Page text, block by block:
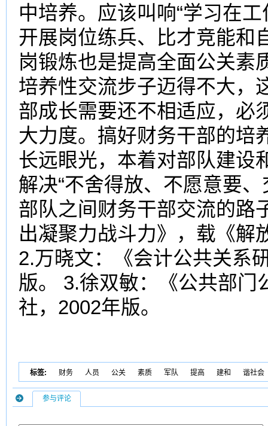
中培养。应该叫响“学习在
开展岗位练兵、比才竞能和
岗锻炼也是提高全面公关素
培养性交流步子迈得不大，
部成长需要还不相适应，必
大力度。搞好财务干部的培
长远眼光，本着对部队建设
解决“不舍得放、不愿意要
部队之间财务干部交流的路
出凝聚力战斗力》，载《解
2.万晓文：《会计公共关系
版。 3.徐双敏：《公共部门
社，2002年版。
标签: 财务 人员 公关 素质 军队 提高 建和 谐社会
参与评论